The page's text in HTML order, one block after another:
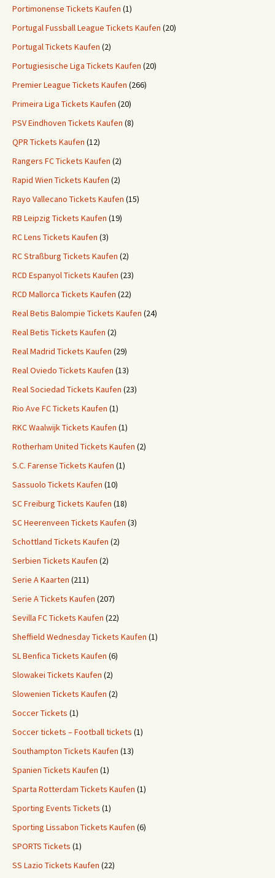
Portimonense Tickets Kaufen (1)
Portugal Fussball League Tickets Kaufen (20)
Portugal Tickets Kaufen (2)
Portugiesische Liga Tickets Kaufen (20)
Premier League Tickets Kaufen (266)
Primeira Liga Tickets Kaufen (20)
PSV Eindhoven Tickets Kaufen (8)
QPR Tickets Kaufen (12)
Rangers FC Tickets Kaufen (2)
Rapid Wien Tickets Kaufen (2)
Rayo Vallecano Tickets Kaufen (15)
RB Leipzig Tickets Kaufen (19)
RC Lens Tickets Kaufen (3)
RC Straßburg Tickets Kaufen (2)
RCD Espanyol Tickets Kaufen (23)
RCD Mallorca Tickets Kaufen (22)
Real Betis Balompie Tickets Kaufen (24)
Real Betis Tickets Kaufen (2)
Real Madrid Tickets Kaufen (29)
Real Oviedo Tickets Kaufen (13)
Real Sociedad Tickets Kaufen (23)
Rio Ave FC Tickets Kaufen (1)
RKC Waalwijk Tickets Kaufen (1)
Rotherham United Tickets Kaufen (2)
S.C. Farense Tickets Kaufen (1)
Sassuolo Tickets Kaufen (10)
SC Freiburg Tickets Kaufen (18)
SC Heerenveen Tickets Kaufen (3)
Schottland Tickets Kaufen (2)
Serbien Tickets Kaufen (2)
Serie A Kaarten (211)
Serie A Tickets Kaufen (207)
Sevilla FC Tickets Kaufen (22)
Sheffield Wednesday Tickets Kaufen (1)
SL Benfica Tickets Kaufen (6)
Slowakei Tickets Kaufen (2)
Slowenien Tickets Kaufen (2)
Soccer Tickets (1)
Soccer tickets – Football tickets (1)
Southampton Tickets Kaufen (13)
Spanien Tickets Kaufen (1)
Sparta Rotterdam Tickets Kaufen (1)
Sporting Events Tickets (1)
Sporting Lissabon Tickets Kaufen (6)
SPORTS Tickets (1)
SS Lazio Tickets Kaufen (22)